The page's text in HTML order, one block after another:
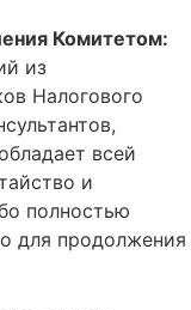
Комитетом:
из
Налогового
всей
и
полностью
для продолжения